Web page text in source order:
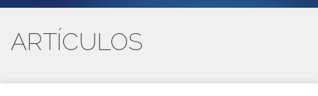
ARTÍCULOS